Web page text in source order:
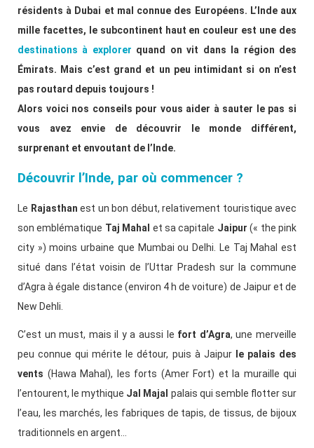
résidents à Dubai et mal connue des Européens. L’Inde aux
mille facettes, le subcontinent haut en couleur est une des
destinations à explorer quand on vit dans la région des
Émirats. Mais c’est grand et un peu intimidant si on n’est
pas routard depuis toujours !
Alors voici nos conseils pour vous aider à sauter le pas si
vous avez envie de découvrir le monde différent,
surprenant et envoutant de l’Inde.
Découvrir l’Inde, par où commencer ?
Le Rajasthan est un bon début, relativement touristique avec
son emblématique Taj Mahal et sa capitale Jaipur(« the pink
city ») moins urbaine que Mumbai ou Delhi. Le Taj Mahal est
situé dans l’état voisin de l’Uttar Pradesh sur la commune
d’Agra à égale distance (environ 4 h de voiture) de Jaipur et de
New Dehli.
C’est un must, mais il y a aussi le fort d’Agra, une merveille
peu connue qui mérite le détour, puis à Jaipur
le palais des
vents (Hawa Mahal), les forts (Amer Fort) et la muraille qui
l’entourent, le mythique Jal Majal palais qui semble flotter sur
l’eau, les marchés, les fabriques de tapis, de tissus, de bijoux
traditionnels en argent…